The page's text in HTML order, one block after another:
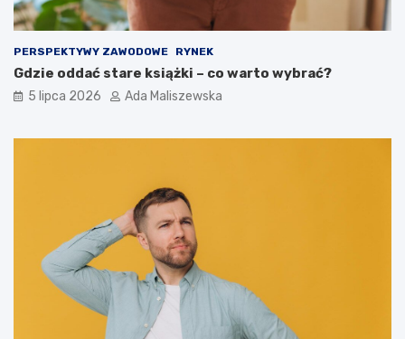
PERSPEKTYWY ZAWODOWE RYNEK
Gdzie oddać stare książki – co warto wybrać?
5 lipca 2026 Ada Maliszewska